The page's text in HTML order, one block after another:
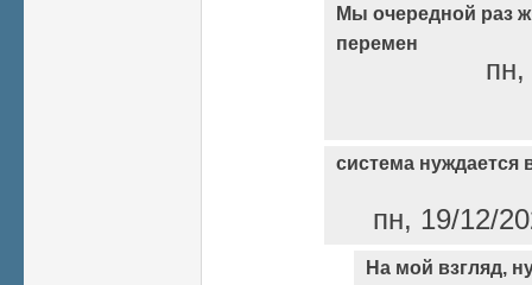
Мы очередной раз
перемен
система
пн, 19/12/
На мой взгляд,